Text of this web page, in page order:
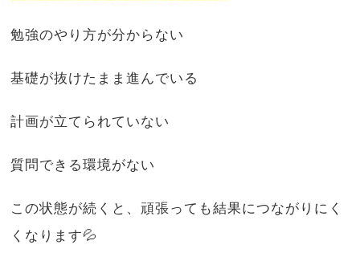
勉強のやり方が分からない
基礎が抜けたまま進んでいる
計画が立てられていない
質問できる環境がない
この状態が続くと、頑張っても結果につながりにく
くなります💦